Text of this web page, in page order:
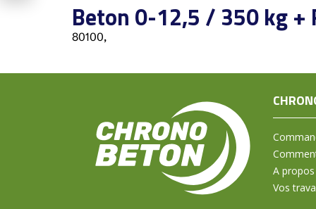
Beton 0-12,5 / 350 kg +
80100,
A propos
Vos